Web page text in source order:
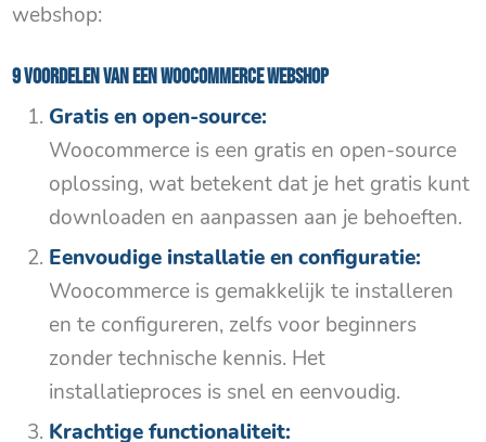
webshop:
9 voordelen van een Woocommerce webshop
Gratis en open-source:
Woocommerce is een gratis en open-source
oplossing, wat betekent dat je het gratis kunt
downloaden en aanpassen aan je behoeften.
Eenvoudige installatie en configuratie:
Woocommerce is gemakkelijk te installeren
en te configureren, zelfs voor beginners
zonder technische kennis. Het
installatieproces is snel en eenvoudig.
Krachtige functionaliteit: